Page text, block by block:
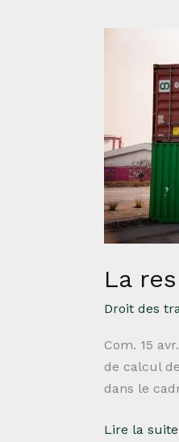
La
Droit des
Com. 15
de calcul
dans le
transport
groupeur
Lire la suite